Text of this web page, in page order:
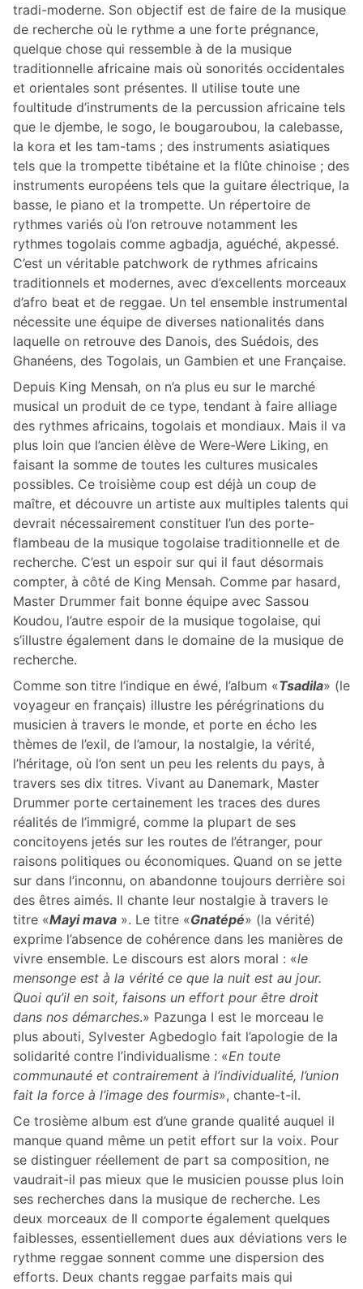
tradi-moderne. Son objectif est de faire de la musique
de recherche où le rythme a une forte prégnance,
quelque chose qui ressemble à de la musique
traditionnelle africaine mais où sonorités occidentales
et orientales sont présentes. Il utilise toute une
foultitude d’instruments de la percussion africaine tels
que le djembe, le sogo, le bougaroubou, la calebasse,
la kora et les tam-tams ; des instruments asiatiques
tels que la trompette tibétaine et la flûte chinoise ; des
instruments européens tels que la guitare électrique, la
basse, le piano et la trompette. Un répertoire de
rythmes variés où l’on retrouve notamment les
rythmes togolais comme agbadja, aguéché, akpessé.
C’est un véritable patchwork de rythmes africains
traditionnels et modernes, avec d’excellents morceaux
d’afro beat et de reggae. Un tel ensemble instrumental
nécessite une équipe de diverses nationalités dans
laquelle on retrouve des Danois, des Suédois, des
Ghanéens, des Togolais, un Gambien et une Française.
Depuis King Mensah, on n’a plus eu sur le marché
musical un produit de ce type, tendant à faire alliage
des rythmes africains, togolais et mondiaux. Mais il va
plus loin que l’ancien élève de Were-Were Liking, en
faisant la somme de toutes les cultures musicales
possibles. Ce troisième coup est déjà un coup de
maître, et découvre un artiste aux multiples talents qui
devrait nécessairement constituer l’un des porte-
flambeau de la musique togolaise traditionnelle et de
recherche. C’est un espoir sur qui il faut désormais
compter, à côté de King Mensah. Comme par hasard,
Master Drummer fait bonne équipe avec Sassou
Koudou, l’autre espoir de la musique togolaise, qui
s’illustre également dans le domaine de la musique de
recherche.
Comme son titre l’indique en éwé, l’album «Tsadila» (le
voyageur en français) illustre les pérégrinations du
musicien à travers le monde, et porte en écho les
thèmes de l’exil, de l’amour, la nostalgie, la vérité,
l’héritage, où l’on sent un peu les relents du pays, à
travers ses dix titres. Vivant au Danemark, Master
Drummer porte certainement les traces des dures
réalités de l’immigré, comme la plupart de ses
concitoyens jetés sur les routes de l’étranger, pour
raisons politiques ou économiques. Quand on se jette
sur dans l’inconnu, on abandonne toujours derrière soi
des êtres aimés. Il chante leur nostalgie à travers le
titre «Mayi mava ». Le titre «Gnatépé» (la vérité)
exprime l’absence de cohérence dans les manières de
vivre ensemble. Le discours est alors moral : «le
mensonge est à la vérité ce que la nuit est au jour.
Quoi qu’il en soit, faisons un effort pour être droit
dans nos démarches.» Pazunga I est le morceau le
plus abouti, Sylvester Agbedoglo fait l’apologie de la
solidarité contre l’individualisme : «En toute
communauté et contrairement à l’individualité, l’union
fait la force à l’image des fourmis», chante-t-il.
Ce trosième album est d’une grande qualité auquel il
manque quand même un petit effort sur la voix. Pour
se distinguer réellement de part sa composition, ne
vaudrait-il pas mieux que le musicien pousse plus loin
ses recherches dans la musique de recherche. Les
deux morceaux de Il comporte également quelques
faiblesses, essentiellement dues aux déviations vers le
rythme reggae sonnent comme une dispersion des
efforts. Deux chants reggae parfaits mais qui